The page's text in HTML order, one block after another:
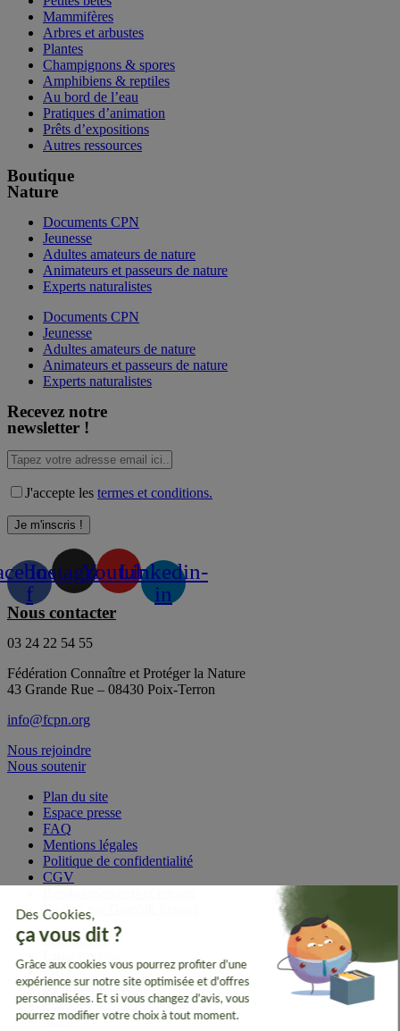
Mammifères
Arbres et arbustes
Plantes
Champignons & spores
Amphibiens & reptiles
Au bord de l’eau
Pratiques d’animation
Prêts d’expositions
Autres ressources
Boutique
Nature
Documents CPN
Jeunesse
Adultes amateurs de nature
Animateurs et passeurs de nature
Experts naturalistes
Documents CPN
Jeunesse
Adultes amateurs de nature
Animateurs et passeurs de nature
Experts naturalistes
Recevez notre
newsletter !
J'accepte les termes et conditions.
f
InstagramYoutubeLinkedin-
in
Nous contacter
03 24 22 54 55
Fédération Connaître et Protéger la Nature
43 Grande Rue – 08430 Poix-Terron
info@fcpn.org
Nous rejoindre
Nous soutenir
Plan du site
Espace presse
FAQ
Mentions légales
Politique de confidentialité
CGV
Réalisé par Graphik Impact
Plan du site
FAQ
Mentions légales
Politique de confidentialité
CGV